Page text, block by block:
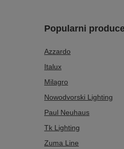
Popularni
Azzardo
Italux
Milagro
Nowodvorski Lighting
Paul Neuhaus
Tk Lighting
Zuma Line